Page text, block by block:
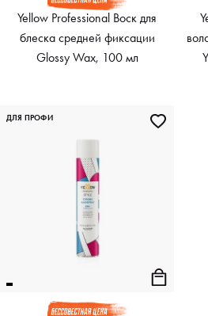
Yellow Professional Воск для
блеска средней фиксации
Glossy Wax, 100 мл
ДЛЯ ПРОФИ